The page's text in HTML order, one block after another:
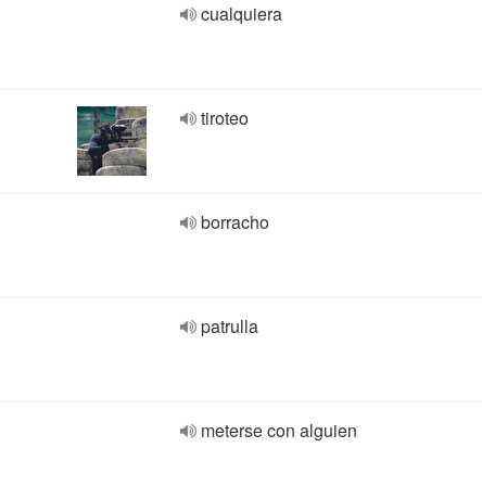
cualquiera
tiroteo
borracho
patrulla
meterse con alguien